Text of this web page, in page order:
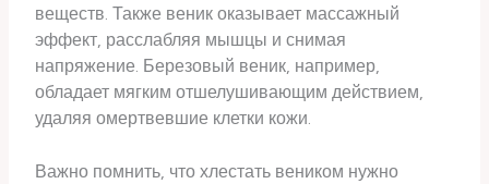
веществ. Также веник оказывает массажный
эффект, расслабляя мышцы и снимая
напряжение. Березовый веник, например,
обладает мягким отшелушивающим действием,
удаляя омертвевшие клетки кожи.
Важно помнить, что хлестать веником нужно